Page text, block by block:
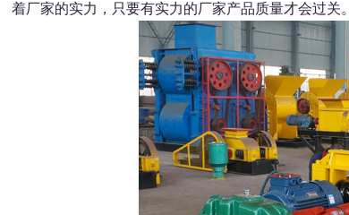
着厂家的实力，只要有实力的厂家产品质量才会过关。